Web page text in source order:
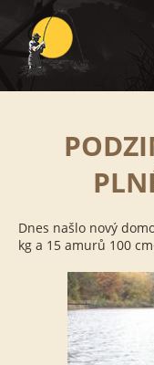
Dnes našlo nový
kg a 15 amurů 100